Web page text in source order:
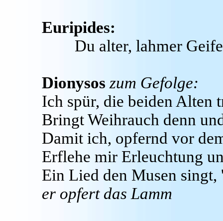
Euripides:
Du alter, lahmer
Dionysos zum Gefolge:
Ich spür, die beiden Alten
Bringt Weihrauch denn
Damit ich, opfernd vor
Erflehe mir Erleuchtung
Ein Lied den Musen
er opfert das Lamm